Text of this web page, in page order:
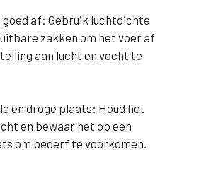
af: Gebruik luchtdichte
zakken om het voer af
aan lucht en vocht te
en droge plaats: Houd het
en bewaar het op een
om bederf te voorkomen.